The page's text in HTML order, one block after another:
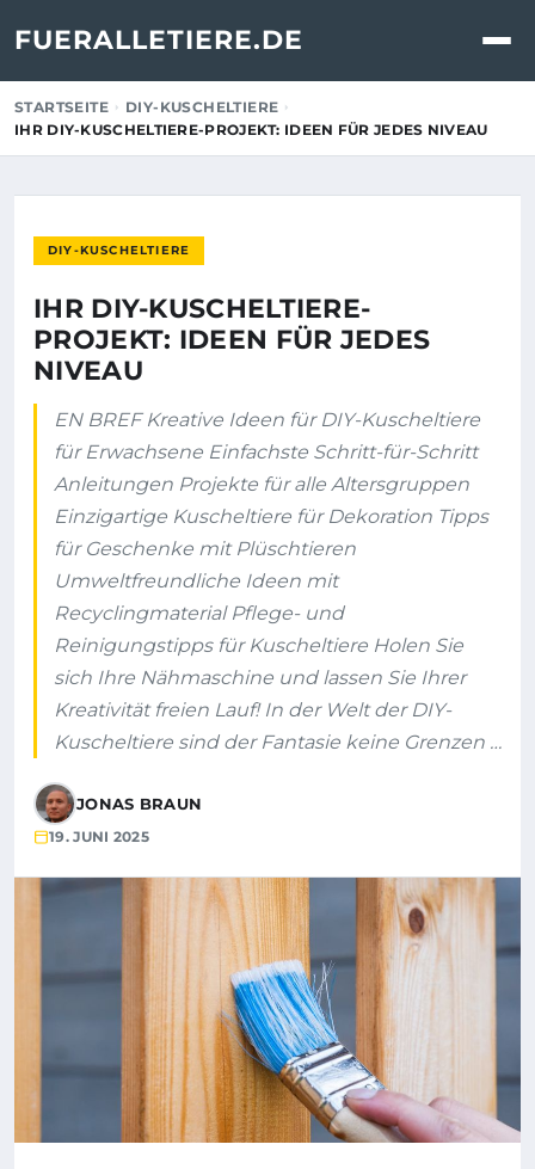
FUERALLETIERE.DE
STARTSEITE
DIY-KUSCHELTIERE
IHR DIY-KUSCHELTIERE-PROJEKT: IDEEN FÜR JEDES NIVEAU
DIY-KUSCHELTIERE
IHR DIY-KUSCHELTIERE-
PROJEKT: IDEEN FÜR JEDES
NIVEAU
EN BREF Kreative Ideen für DIY-Kuscheltiere
für Erwachsene Einfachste Schritt-für-Schritt
Anleitungen Projekte für alle Altersgruppen
Einzigartige Kuscheltiere für Dekoration Tipps
für Geschenke mit Plüschtieren
Umweltfreundliche Ideen mit
Recyclingmaterial Pflege- und
Reinigungstipps für Kuscheltiere Holen Sie
sich Ihre Nähmaschine und lassen Sie Ihrer
Kreativität freien Lauf! In der Welt der DIY-
Kuscheltiere sind der Fantasie keine Grenzen …
JONAS BRAUN
19. JUNI 2025